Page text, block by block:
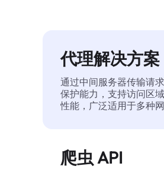
代理解决方案
通过中间服务器传输请
保护能力，支持访问区
性能，广泛适用于多种网
爬虫 API